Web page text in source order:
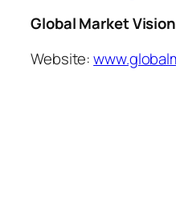
Global Market Vision
Website: